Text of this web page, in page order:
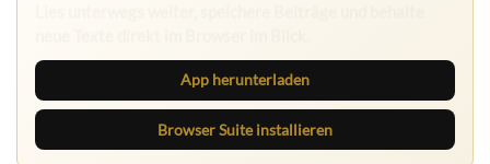
App herunterladen
Browser Suite installieren